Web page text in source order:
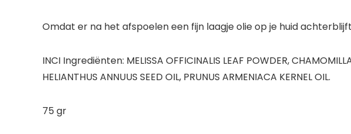
Omdat er na het afspoelen een fijn laagje olie op je huid
INCI Ingrediënten: MELISSA OFFICINALIS LEAF POWDER,
HELIANTHUS ANNUUS SEED OIL, PRUNUS ARMENIACA KERNEL OIL.
75 gr